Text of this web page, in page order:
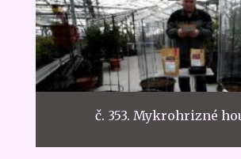
č. 353. Mykrohrizné